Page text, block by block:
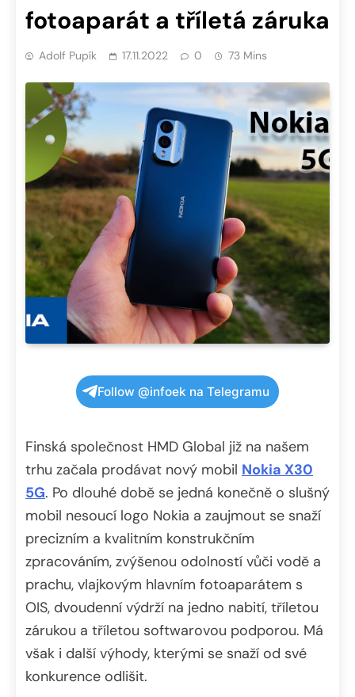
fotoaparát a tříletá záruka
Adolf Pupík 17.11.2022 0 73 Mins
Follow @infoek na Telegramu
Finská společnost HMD Global již na našem
trhu začala prodávat nový mobil Nokia X30
5G. Po dlouhé době se jedná konečně o slušný
mobil nesoucí logo Nokia a zaujmout se snaží
precizním a kvalitním konstrukčním
zpracováním, zvýšenou odolností vůči vodě a
prachu, vlajkovým hlavním fotoaparátem s
OIS, dvoudenní výdrží na jedno nabití, tříletou
zárukou a tříletou softwarovou podporou. Má
však i další výhody, kterými se snaží od své
konkurence odlišit.